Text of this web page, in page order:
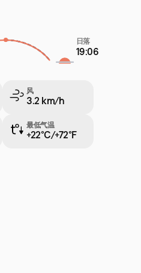
日落
19:06
风
3.2 km/h
最低气温
+22°C/+72°F